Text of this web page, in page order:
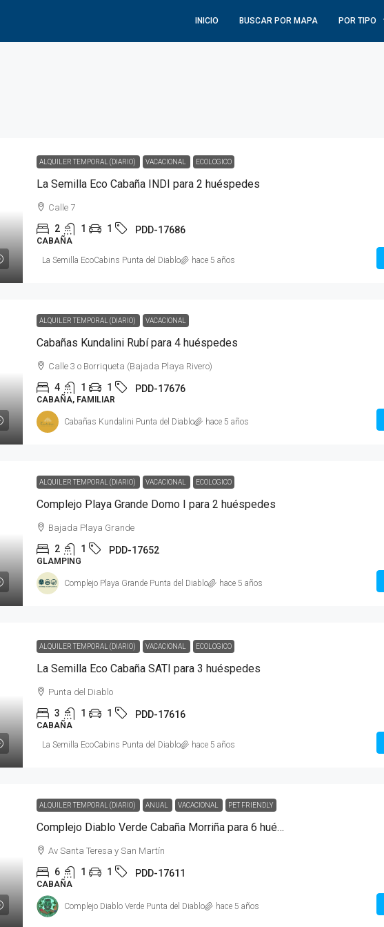
INICIO BUSCAR POR MAPA POR TIPO
ALQUILER TEMPORAL (DIARIO) VACACIONAL ECOLOGICO
La Semilla Eco Cabaña INDI para 2 huéspedes
Calle 7
2 1 1 PDD-17686
CABAÑA
La Semilla EcoCabins Punta del Diablo hace 5 años
ALQUILER TEMPORAL (DIARIO) VACACIONAL
Cabañas Kundalini Rubí para 4 huéspedes
Calle 3 o Borriqueta (Bajada Playa Rivero)
4 1 1 PDD-17676
CABAÑA, FAMILIAR
Cabañas Kundalini Punta del Diablo hace 5 años
ALQUILER TEMPORAL (DIARIO) VACACIONAL ECOLOGICO
Complejo Playa Grande Domo I para 2 huéspedes
Bajada Playa Grande
2 1 PDD-17652
GLAMPING
Complejo Playa Grande Punta del Diablo hace 5 años
ALQUILER TEMPORAL (DIARIO) VACACIONAL ECOLOGICO
La Semilla Eco Cabaña SATI para 3 huéspedes
Punta del Diablo
3 1 1 PDD-17616
CABAÑA
La Semilla EcoCabins Punta del Diablo hace 5 años
ALQUILER TEMPORAL (DIARIO) ANUAL VACACIONAL PET FRIENDLY
Complejo Diablo Verde Cabaña Morriña para 6 huéspedes
Av Santa Teresa y San Martín
6 1 1 PDD-17611
CABAÑA
Complejo Diablo Verde Punta del Diablo hace 5 años